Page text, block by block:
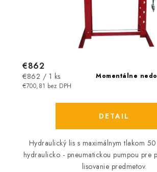
Momentálne
€700,81 bez DPH
€862
Jednotková
cena:
€862 / 1 ks
DETAIL
Hydraulický lis s maximálnym tlakom
hydraulicko - pneumatickou pumpou pre
lisovanie predmetov.